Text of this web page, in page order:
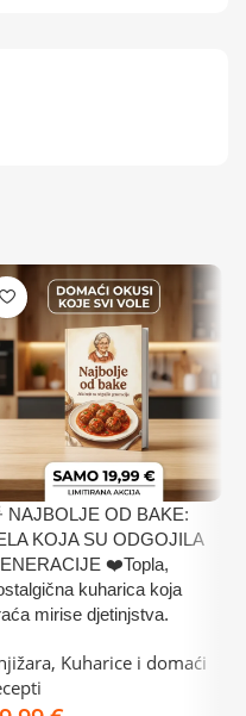
NAJBOLJE OD BAKE:
KOJA SU ODGOJILA
❤️Topla,
kuharica koja
mirise djetinjstva.
, Kuharice i domaći